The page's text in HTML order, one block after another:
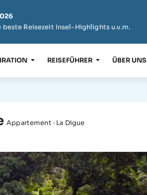
beste Reisezeit Insel-Highlights u.v.m.
REISEFÜHRER ÜBER UNS
Appartement · La Digue